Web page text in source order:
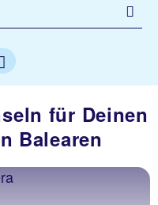
für Deinen
Balearen